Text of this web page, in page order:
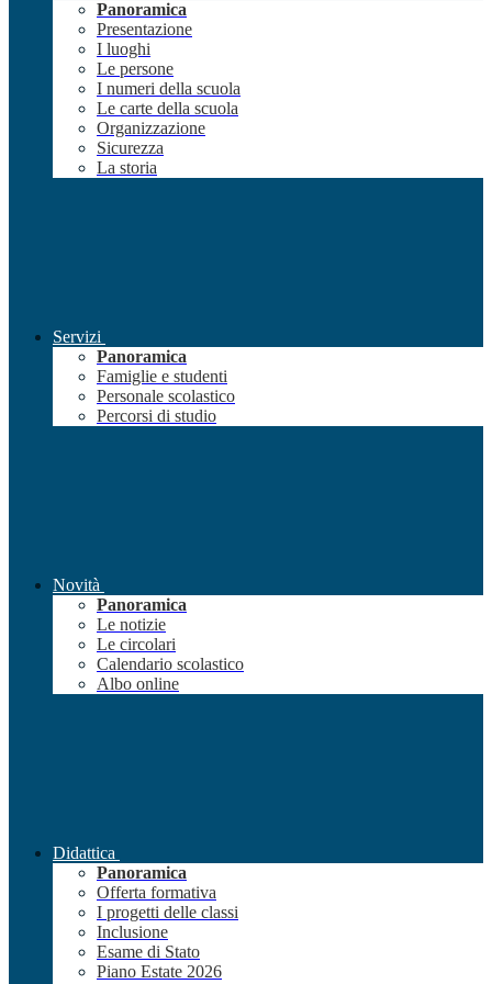
Panoramica
Presentazione
I luoghi
Le persone
I numeri della scuola
Le carte della scuola
Organizzazione
Sicurezza
La storia
Servizi
Panoramica
Famiglie e studenti
Personale scolastico
Percorsi di studio
Novità
Panoramica
Le notizie
Le circolari
Calendario scolastico
Albo online
Didattica
Panoramica
Offerta formativa
I progetti delle classi
Inclusione
Esame di Stato
Piano Estate 2026